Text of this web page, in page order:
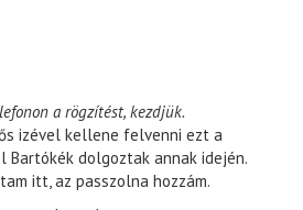
a rögzítést, kezdjük.
izével kellene felvenni ezt a
Bartókék dolgoztak annak idején.
itt, az passzolna hozzám.